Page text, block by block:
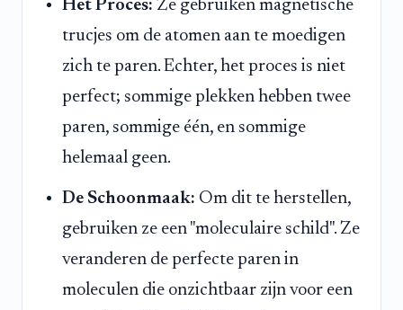
Het Proces: Ze gebruiken magnetische
trucjes om de atomen aan te moedigen
zich te paren. Echter, het proces is niet
perfect; sommige plekken hebben twee
paren, sommige één, en sommige
helemaal geen.
De Schoonmaak: Om dit te herstellen,
gebruiken ze een "moleculaire schild". Ze
veranderen de perfecte paren in
moleculen die onzichtbaar zijn voor een